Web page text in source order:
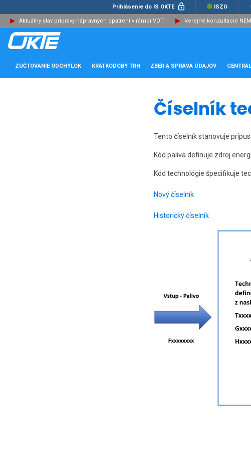
Prihlásenie do IS OKTE ISZO
Aktuálny stav prípravy nápravných opatrení v rámci VDT Verejné konzultácie
ZÚČTOVANIE ODCHÝLOK KRÁTKODOBÝ TRH ZBER A SPRÁVA ÚDAJOV
Číselník
Tento číselník stanovuje
Kód paliva definuje zdroj
Kód technológie špecifikuje
Nový číselník
Historický číselník